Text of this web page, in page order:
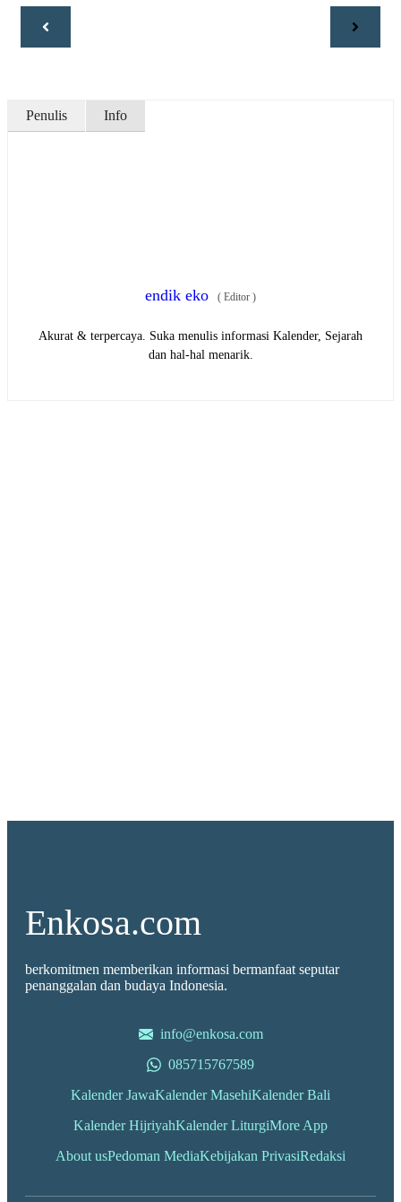
Penulis Info
endik eko ( Editor )
Akurat & terpercaya. Suka menulis informasi Kalender, Sejarah
dan hal-hal menarik.
Enkosa.com
berkomitmen memberikan informasi bermanfaat seputar
penanggalan dan budaya Indonesia.
info@enkosa.com
085715767589
Kalender JawaKalender MasehiKalender Bali
Kalender HijriyahKalender LiturgiMore App
About usPedoman MediaKebijakan PrivasiRedaksi